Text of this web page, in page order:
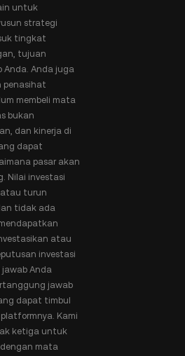
untuk
strategi
tingkat
tujuan
Anda. Anda juga
penasihat
membeli mata
bukan
dan kinerja di
dapat
pasar akan
Nilai investasi
turun
tidak ada
atau
investasi
Anda
jawab
dapat timbul
Kami
ketiga untuk
mata